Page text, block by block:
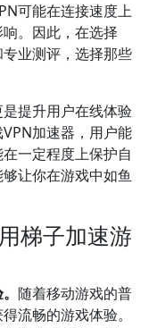
可能在连接速度上
。因此，在选择
业测评，选择那些
提升用户在线体验
加速器，用户能
一定程度上保护自
让你在游戏中如鱼
梯子加速游
随着移动游戏的普
流畅的游戏体验。